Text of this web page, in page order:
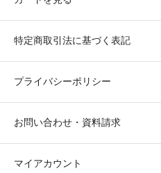
特定商取引法に基づく表記
プライバシーポリシー
お問い合わせ・資料請求
マイアカウント